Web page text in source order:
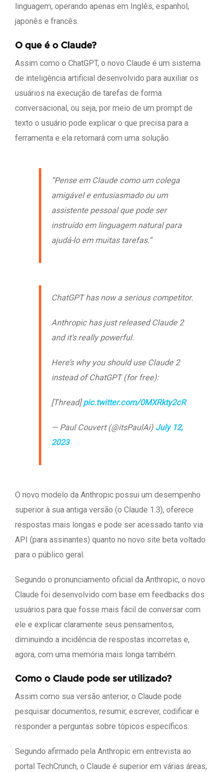
linguagem, operando apenas em Inglês, espanhol,
japonês e francês.
O que é o Claude?
Assim como o ChatGPT, o novo Claude é um sistema
de inteligência artificial desenvolvido para auxiliar os
usuários na execução de tarefas de forma
conversacional, ou seja, por meio de um prompt de
texto o usuário pode explicar o que precisa para a
ferramenta e ela retornará com uma solução.
“Pense em Claude como um colega
amigável e entusiasmado ou um
assistente pessoal que pode ser
instruído em linguagem natural para
ajudá-lo em muitas tarefas.”
ChatGPT has now a serious competitor.
Anthropic has just released Claude 2
and it’s really powerful.
Here’s why you should use Claude 2
instead of ChatGPT (for free):
[Thread]pic.twitter.com/0MXRkty2cR
— Paul Couvert (@itsPaulAi) July 12,
2023
O novo modelo da Anthropic possui um desempenho
superior à sua antiga versão (o Claude 1.3), oferece
respostas mais longas e pode ser acessado tanto via
API (para assinantes) quanto no novo site beta voltado
para o público geral.
Segundo o pronunciamento oficial da Anthropic, o novo
Claude foi desenvolvido com base em feedbacks dos
usuários para que fosse mais fácil de conversar com
ele e explicar claramente seus pensamentos,
diminuindo a incidência de respostas incorretas e,
agora, com uma memória mais longa também.
Como o Claude pode ser utilizado?
Assim como sua versão anterior, o Claude pode
pesquisar documentos, resumir, escrever, codificar e
responder a perguntas sobre tópicos específicos.
Segundo afirmado pela Anthropic em entrevista ao
portal TechCrunch, o Claude é superior em várias áreas,